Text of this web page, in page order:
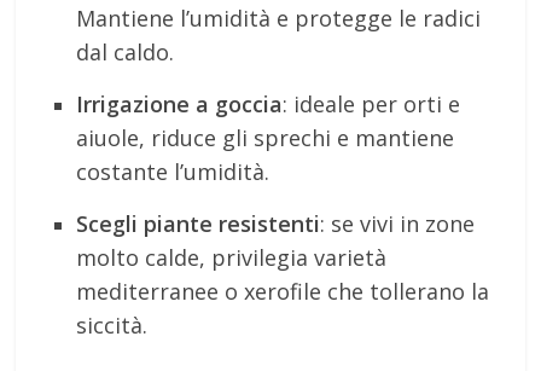
Mantiene l’umidità e protegge le radici
dal caldo.
Irrigazione a goccia: ideale per orti e
aiuole, riduce gli sprechi e mantiene
costante l’umidità.
Scegli piante resistenti: se vivi in zone
molto calde, privilegia varietà
mediterranee o xerofile che tollerano la
siccità.